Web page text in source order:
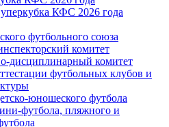
КФС 2026 года
футбольного союза
комитет
дисциплинарный комитет
футбольных клубов и
юношеского футбола
футбола, пляжного и